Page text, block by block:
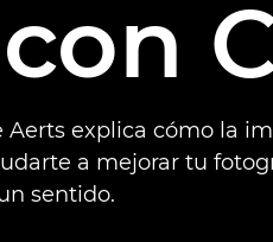
explica cómo la
a mejorar tu
sentido.